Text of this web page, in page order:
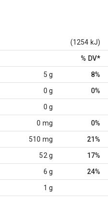
(1254 kJ)
% DV*
5 g 8%
0 g 0%
0 g
0 mg 0%
510 mg 21%
52 g 17%
6 g 24%
1 g